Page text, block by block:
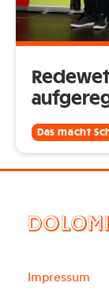
Das macht
Impressum